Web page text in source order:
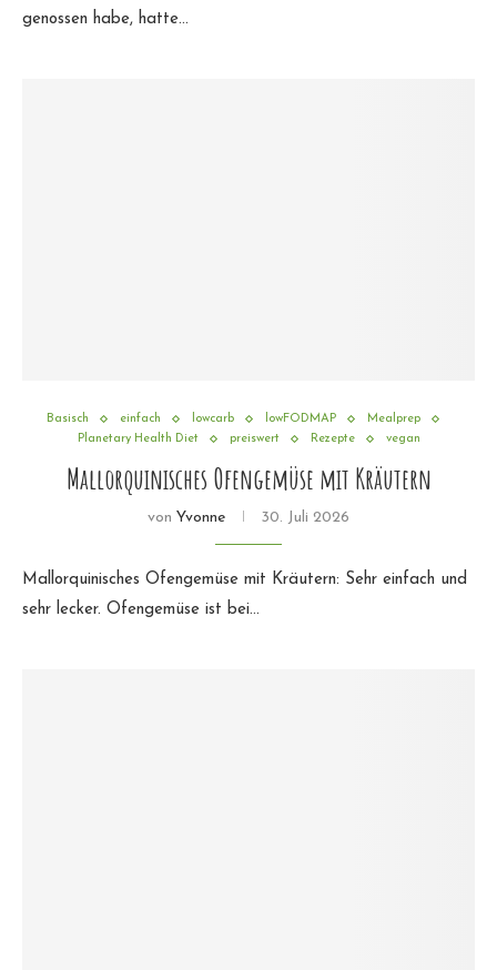
genossen habe, hatte…
Basisch einfach lowcarb lowFODMAP
Mealprep
Planetary Health Diet
preiswert Rezepte vegan
Mallorquinisches Ofengemüse mit Kräutern
von Yvonne 30. Juli 2026
Mallorquinisches Ofengemüse mit Kräutern: Sehr einfach und
sehr lecker. Ofengemüse ist bei…